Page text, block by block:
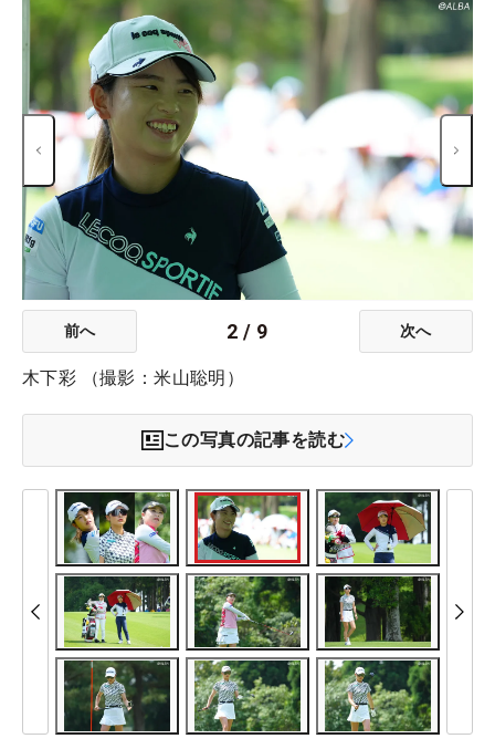
前へ 2 / 9 次へ
木下彩 （撮影：米山聡明）
この写真の記事を読む